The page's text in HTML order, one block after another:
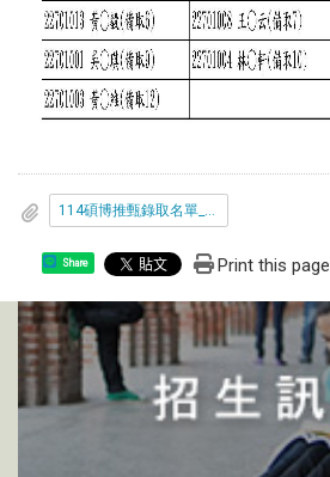
114碩博推甄錄取名單_公告版_.pdf
Share Print this page